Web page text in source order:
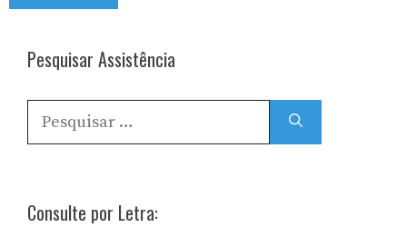
Pesquisar Assistência
Pesquisar
por:
Consulte por Letra: